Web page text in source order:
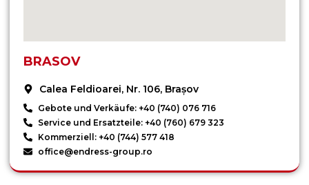
BRASOV
Calea Feldioarei, Nr. 106, Brașov
Gebote und Verkäufe: +40 (740) 076 716
Service und Ersatzteile: +40 (760) 679 323
Kommerziell: +40 (744) 577 418
office@endress-group.ro